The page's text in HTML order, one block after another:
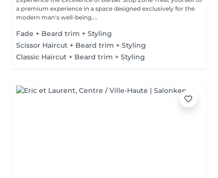
a premium experience in a space designed exclusively for the
modern man's well-being....
Fade + Beard trim + Styling
Scissor Haircut + Beard trim + Styling
Classic Haircut + Beard trim + Styling